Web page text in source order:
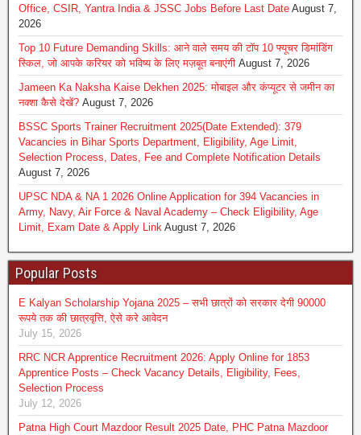
Office, CSIR, Yantra India & JSSC Jobs Before Last Date August 7,
2026
Top 10 Future Demanding Skills: आने वाले समय की टॉप 10 फ्यूचर डिमांडिंग
स्किल, जो आपके करियर को भविष्य के लिए मज़बूत बनाएंगी August 7, 2026
Jameen Ka Naksha Kaise Dekhen 2025: मोबाइल और कंप्यूटर से जमीन का
नक्शा कैसे देखें? August 7, 2026
BSSC Sports Trainer Recruitment 2025(Date Extended): 379
Vacancies in Bihar Sports Department, Eligibility, Age Limit,
Selection Process, Dates, Fee and Complete Notification Details
August 7, 2026
UPSC NDA & NA 1 2026 Online Application for 394 Vacancies in
Army, Navy, Air Force & Naval Academy – Check Eligibility, Age
Limit, Exam Date & Apply Link August 7, 2026
Popular Posts
E Kalyan Scholarship Yojana 2025 – सभी छात्रों को सरकार देगी 90000
रूपये तक की छात्रवृत्ति, ऐसे करे आवेदन
July 15, 2026
RRC NCR Apprentice Recruitment 2026: Apply Online for 1853
Apprentice Posts – Check Vacancy Details, Eligibility, Fees,
Selection Process
July 12, 2026
Patna High Court Mazdoor Result 2025 Date, PHC Patna Mazdoor